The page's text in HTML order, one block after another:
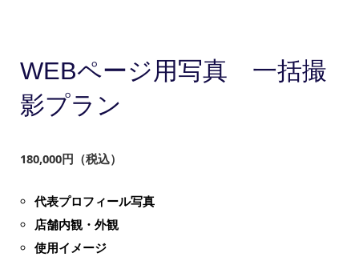
WEBページ用写真 一括撮
影プラン
180,000円（税込）
代表プロフィール写真
店舗内観・外観
使用イメージ